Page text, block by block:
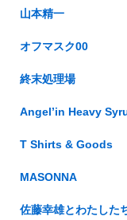
山本精一
オフマスク00
終末処理場
Angel’in Heavy
T Shirts & Goods
MASONNA
佐藤幸雄とわたした